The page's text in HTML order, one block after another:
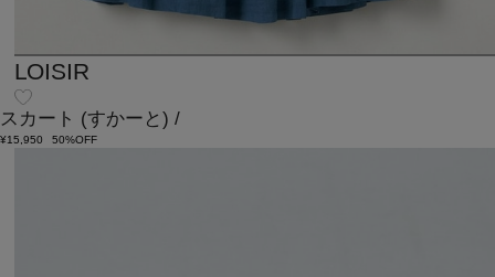
LOISIR
スカート (すかーと) /
¥15,950 50%OFF